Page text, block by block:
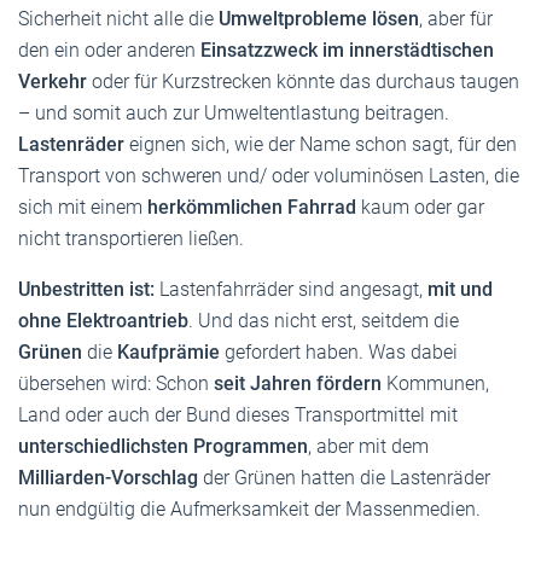
Sicherheit nicht alle die Umweltprobleme lösen, aber für
den ein oder anderen Einsatzzweck im innerstädtischen
Verkehr oder für Kurzstrecken könnte das durchaus taugen
– und somit auch zur Umweltentlastung beitragen.
Lastenräder eignen sich, wie der Name schon sagt, für den
Transport von schweren und/ oder voluminösen Lasten, die
sich mit einem herkömmlichen Fahrrad kaum oder gar
nicht transportieren ließen.
Unbestritten ist: Lastenfahrräder sind angesagt, mit und
ohne Elektroantrieb. Und das nicht erst, seitdem die
Grünen die Kaufprämie gefordert haben. Was dabei
übersehen wird: Schon seit Jahren fördern Kommunen,
Land oder auch der Bund dieses Transportmittel mit
unterschiedlichsten Programmen, aber mit dem
Milliarden-Vorschlag der Grünen hatten die Lastenräder
nun endgültig die Aufmerksamkeit der Massenmedien.